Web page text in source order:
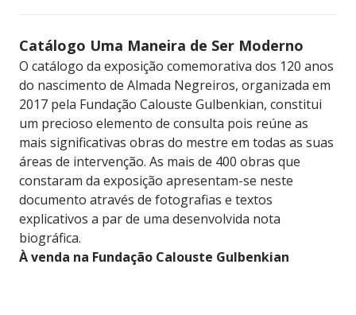
Catálogo Uma Maneira de Ser Moderno
O catálogo da exposição comemorativa dos 120 anos
do nascimento de Almada Negreiros, organizada em
2017 pela Fundação Calouste Gulbenkian, constitui
um precioso elemento de consulta pois reúne as
mais significativas obras do mestre em todas as suas
áreas de intervenção. As mais de 400 obras que
constaram da exposição apresentam-se neste
documento através de fotografias e textos
explicativos a par de uma desenvolvida nota
biográfica.
À venda na Fundação Calouste Gulbenkian